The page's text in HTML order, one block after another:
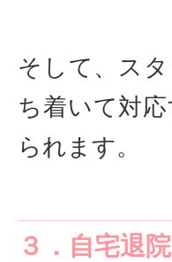
そして、ス
ち着いて対
られます。
３．自宅退